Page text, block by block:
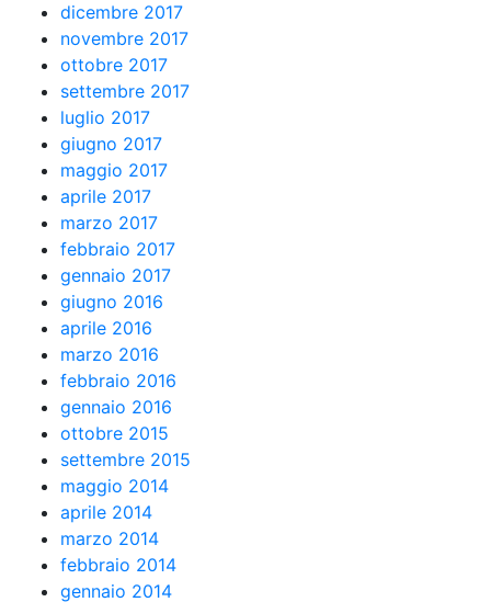
dicembre 2017
novembre 2017
ottobre 2017
settembre 2017
luglio 2017
giugno 2017
maggio 2017
aprile 2017
marzo 2017
febbraio 2017
gennaio 2017
giugno 2016
aprile 2016
marzo 2016
febbraio 2016
gennaio 2016
ottobre 2015
settembre 2015
maggio 2014
aprile 2014
marzo 2014
febbraio 2014
gennaio 2014